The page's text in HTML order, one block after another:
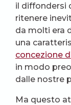
il diffondersi
ritenere
da molti era
una
concezione
in modo
dalle nostre
Ma questo